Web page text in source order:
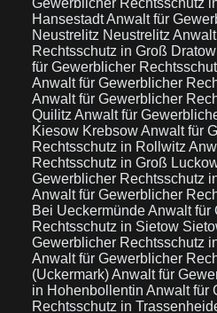
Gewerblicher Rechtsschutz
HansestadtAnwalt für
Neustrelitz Neustrelitz
Rechtsschutz in Groß
für Gewerblicher
Anwalt für Gewerblicher
Anwalt für Gewerblicher
Quilitz Anwalt für
Kiesow KrebsowAnwalt für
Rechtsschutz in Rollwitz
Rechtsschutz in Groß
Gewerblicher Rechtsschutz
Anwalt für Gewerblicher
Bei UeckermündeAnwalt für
Rechtsschutz in Sietow
Gewerblicher Rechtsschutz
Anwalt für Gewerblicher
(Uckermark)Anwalt für
in Hohenbollentin Anwalt für
Rechtsschutz in